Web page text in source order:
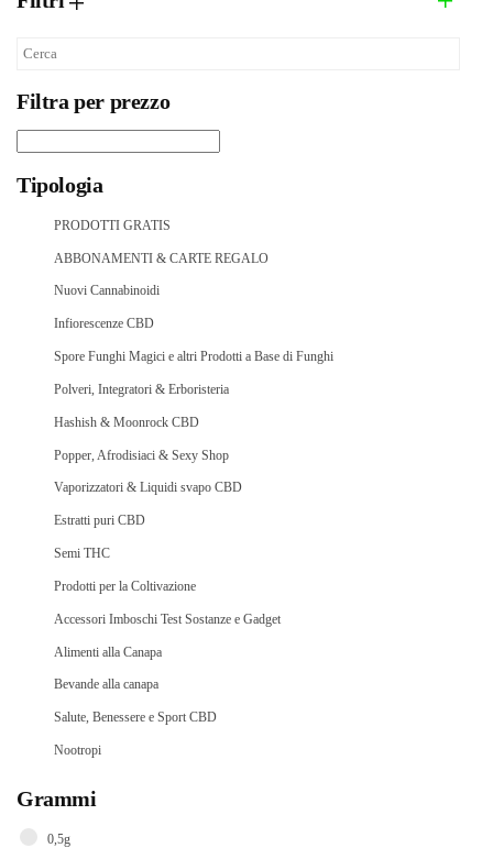
Filtra per prezzo
Tipologia
PRODOTTI GRATIS
ABBONAMENTI & CARTE REGALO
Nuovi Cannabinoidi
Infiorescenze CBD
Spore Funghi Magici e altri Prodotti a Base di Funghi
Polveri, Integratori & Erboristeria
Hashish & Moonrock CBD
Popper, Afrodisiaci & Sexy Shop
Vaporizzatori & Liquidi svapo CBD
Estratti puri CBD
Semi THC
Prodotti per la Coltivazione
Accessori Imboschi Test Sostanze e Gadget
Alimenti alla Canapa
Bevande alla canapa
Salute, Benessere e Sport CBD
Nootropi
Grammi
0,5g